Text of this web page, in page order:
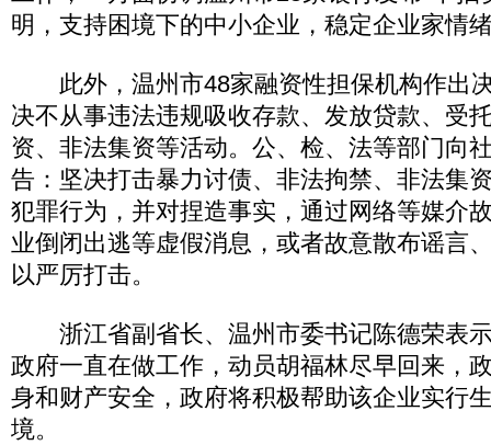
明，支持困境下的中小企业，稳定企业家情
此外，温州市48家融资性担保机构作出
决不从事违法违规吸收存款、发放贷款、受
资、非法集资等活动。公、检、法等部门向
告：坚决打击暴力讨债、非法拘禁、非法集
犯罪行为，并对捏造事实，通过网络等媒介
业倒闭出逃等虚假消息，或者故意散布谣言
以严厉打击。
浙江省副省长、温州市委书记陈德荣表
政府一直在做工作，动员胡福林尽早回来，
身和财产安全，政府将积极帮助该企业实行
境。